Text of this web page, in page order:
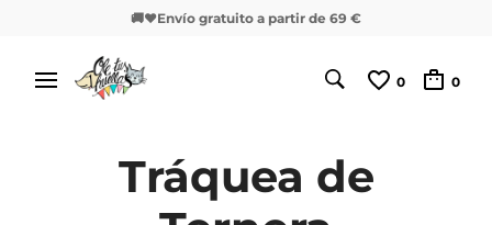
🚚❤️Envío gratuito a partir de 69 €
0 0
Tráquea de